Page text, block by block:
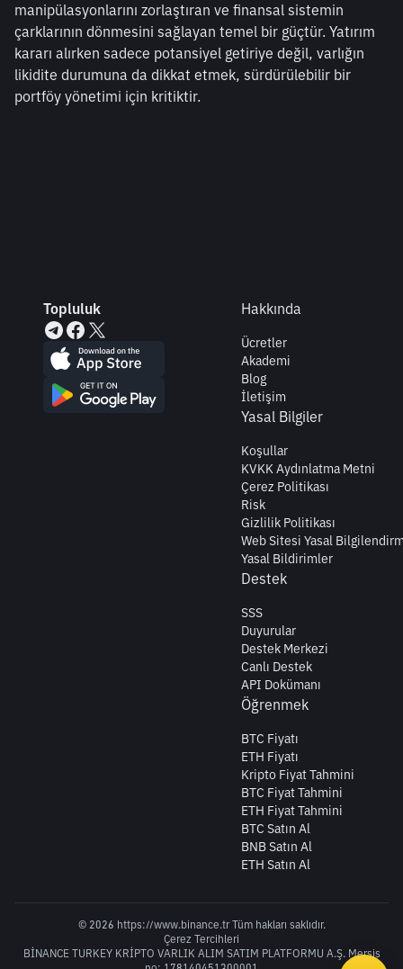
manipülasyonlarını zorlaştıran ve finansal sistemin
çarklarının dönmesini sağlayan temel bir güçtür. Yatırım
kararı alırken sadece potansiyel getiriye değil, varlığın
likidite durumuna da dikkat etmek, sürdürülebilir bir
portföy yönetimi için kritiktir.
Topluluk Hakkında
Ücretler
Akademi
Blog
İletişim
Yasal Bilgiler
Koşullar
KVKK Aydınlatma Metni
Çerez Politikası
Risk
Gizlilik Politikası
Web Sitesi Yasal
Yasal Bildirimler
Destek
SSS
Duyurular
Destek Merkezi
Canlı Destek
API Dokümanı
Öğrenmek
BTC Fiyatı
ETH Fiyatı
Kripto Fiyat Tahmini
BTC Fiyat Tahmini
ETH Fiyat Tahmini
BTC Satın Al
BNB Satın Al
ETH Satın Al
© 2026 https://www.binance.tr Tüm hakları saklıdır.
Çerez Tercihleri
BİNANCE TURKEY KRİPTO VARLIK ALIM SATIM PLATFORMU A.Ş. Mersis